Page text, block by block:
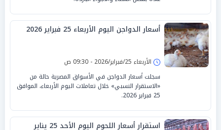
أسعار الدواجن اليوم الأربعاء 25 فبراير 2026
الأربعاء 25/فبراير/2026 - 09:30 ص
سجلت أسعار الدواجن في الأسواق المصرية حالة من
«الاستقرار النسبي» خلال تعاملات اليوم الأربعاء، الموافق
25 فبراير 2026.
استقرار أسعار اللحوم اليوم الأحد 25 يناير